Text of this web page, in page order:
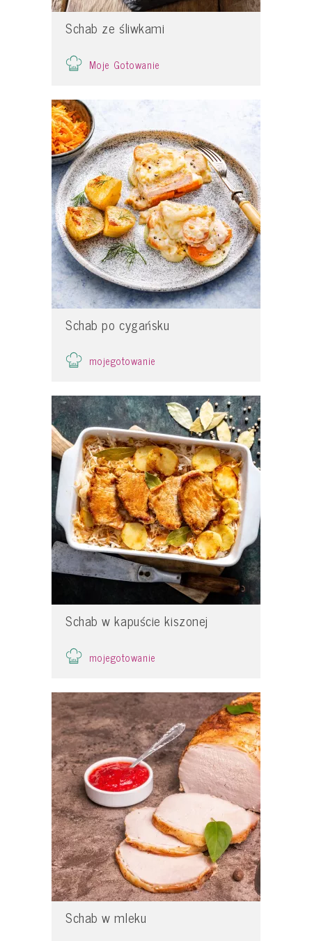
Schab ze śliwkami
Moje Gotowanie
Schab po cygańsku
mojegotowanie
Schab w kapuście kiszonej
mojegotowanie
Schab w mleku